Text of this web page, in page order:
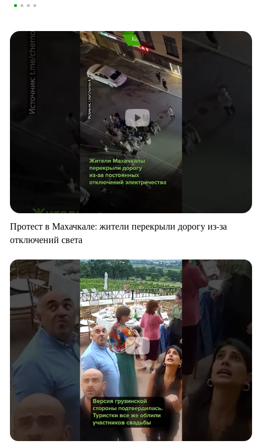
Протест в Махачкале: жители перекрыли дорогу из-за
отключений света